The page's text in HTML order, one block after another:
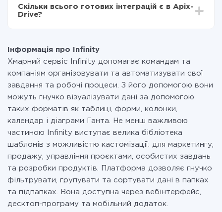
Ви оплачуєте лише кількість даних, які за фактом
передаються з однієї вашої системи в іншу через
при необхідності. Детальніше про
Скільки всього готових інтеграцій є в Apix-
Drive?
Інформація про Infinity
Хмарний сервіс Infinity допомагає командам та
компаніям організовувати та автоматизувати свої
завдання та робочі процеси. З його допомогою вони
можуть гнучко візуалізувати дані за допомогою
таких форматів як таблиці, форми, колонки,
календар і діаграми Ганта. Не менш важливою
частиною Infinity виступає велика бібліотека
шаблонів з можливістю кастомізації: для маркетингу,
продажу, управління проєктами, особистих завдань
та розробки продуктів. Платформа дозволяє гнучко
фільтрувати, групувати та сортувати дані в папках
та підпапках. Вона доступна через вебінтерфейс,
десктоп-програму та мобільний додаток.